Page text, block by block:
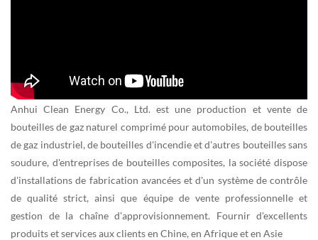
Anhui Clean Energy Co., Ltd. est une production et vente de
bouteilles de gaz naturel comprimé pour automobiles, de bouteilles
de gaz industriel, de bouteilles d'incendie et d'autres bouteilles sans
soudure, d'entreprises de bouteilles composites, la société dispose
d'installations de fabrication avancées et d'un système de contrôle
de qualité strict, ainsi que équipe de vente professionnelle et
gestion de la chaîne d'approvisionnement. Fournir d'excellents
produits et services aux clients en Chine, en Afrique et en Asie